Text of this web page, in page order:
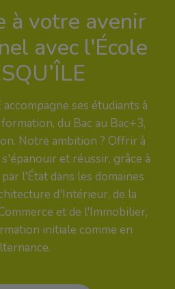
à votre avenir
avec l'École
accompagne ses étudiants à
du Bac au Bac+3,
Notre ambition ? Offrir à
et réussir, grâce à
l'État dans les domaines
d'Intérieur, de la
et de l'Immobilier,
initiale comme en